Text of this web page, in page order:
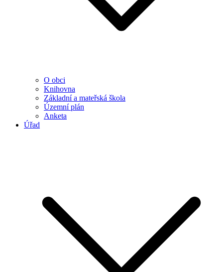
O obci
Knihovna
Základní a mateřská škola
Územní plán
Anketa
Úřad